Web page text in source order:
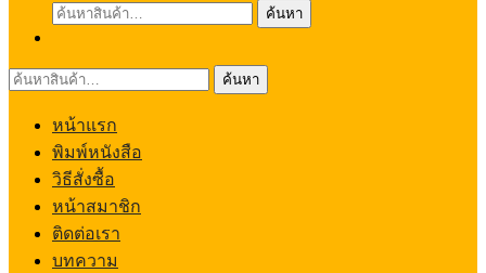
ค้นหา:
ค้นหา
ค้นหา: ค้นหา
หน้าแรก
พิมพ์หนังสือ
วิธีสั่งซื้อ
หน้าสมาชิก
ติดต่อเรา
บทความ